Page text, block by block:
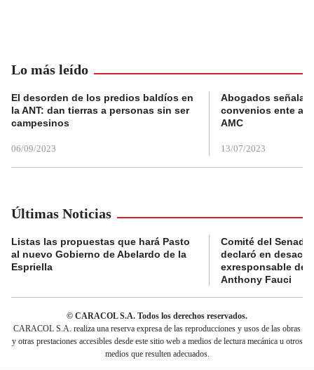
Lo más leído
El desorden de los predios baldíos en
la ANT: dan tierras a personas sin ser
campesinos
06/09/2023
Abogados
convenios ente
AMC
13/07/2023
Últimas Noticias
Listas las propuestas que hará Pasto
al nuevo Gobierno de Abelardo de la
Espriella
Comité del Senado
declaró en
exresponsable de
Anthony Fauci
© CARACOL S.A. Todos los derechos reservados.
CARACOL S.A. realiza una reserva expresa de las reproducciones y usos de las obras
y otras prestaciones accesibles desde este sitio web a medios de lectura mecánica u otros
medios que resulten adecuados.